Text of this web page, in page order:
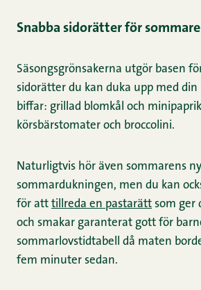
Snabba sidorätter för
Säsongsgrönsakerna utgör basen
sidorätter du kan duka upp med din
biffar: grillad blomkål och
körsbärstomater och broccolini.
Naturligtvis hör även sommarens
sommardukningen, men du kan
för att tillreda en pastarätt som ger
och smakar garanterat gott för
sommarlovstidtabell då maten
fem minuter sedan.